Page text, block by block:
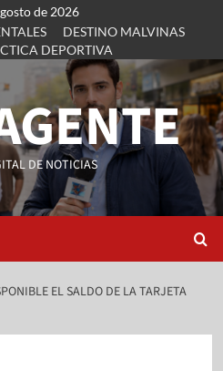
de 2026
DESTINO MALVINAS
DEPORTIVA
DE NOTICIAS
EL SALDO DE LA TARJETA